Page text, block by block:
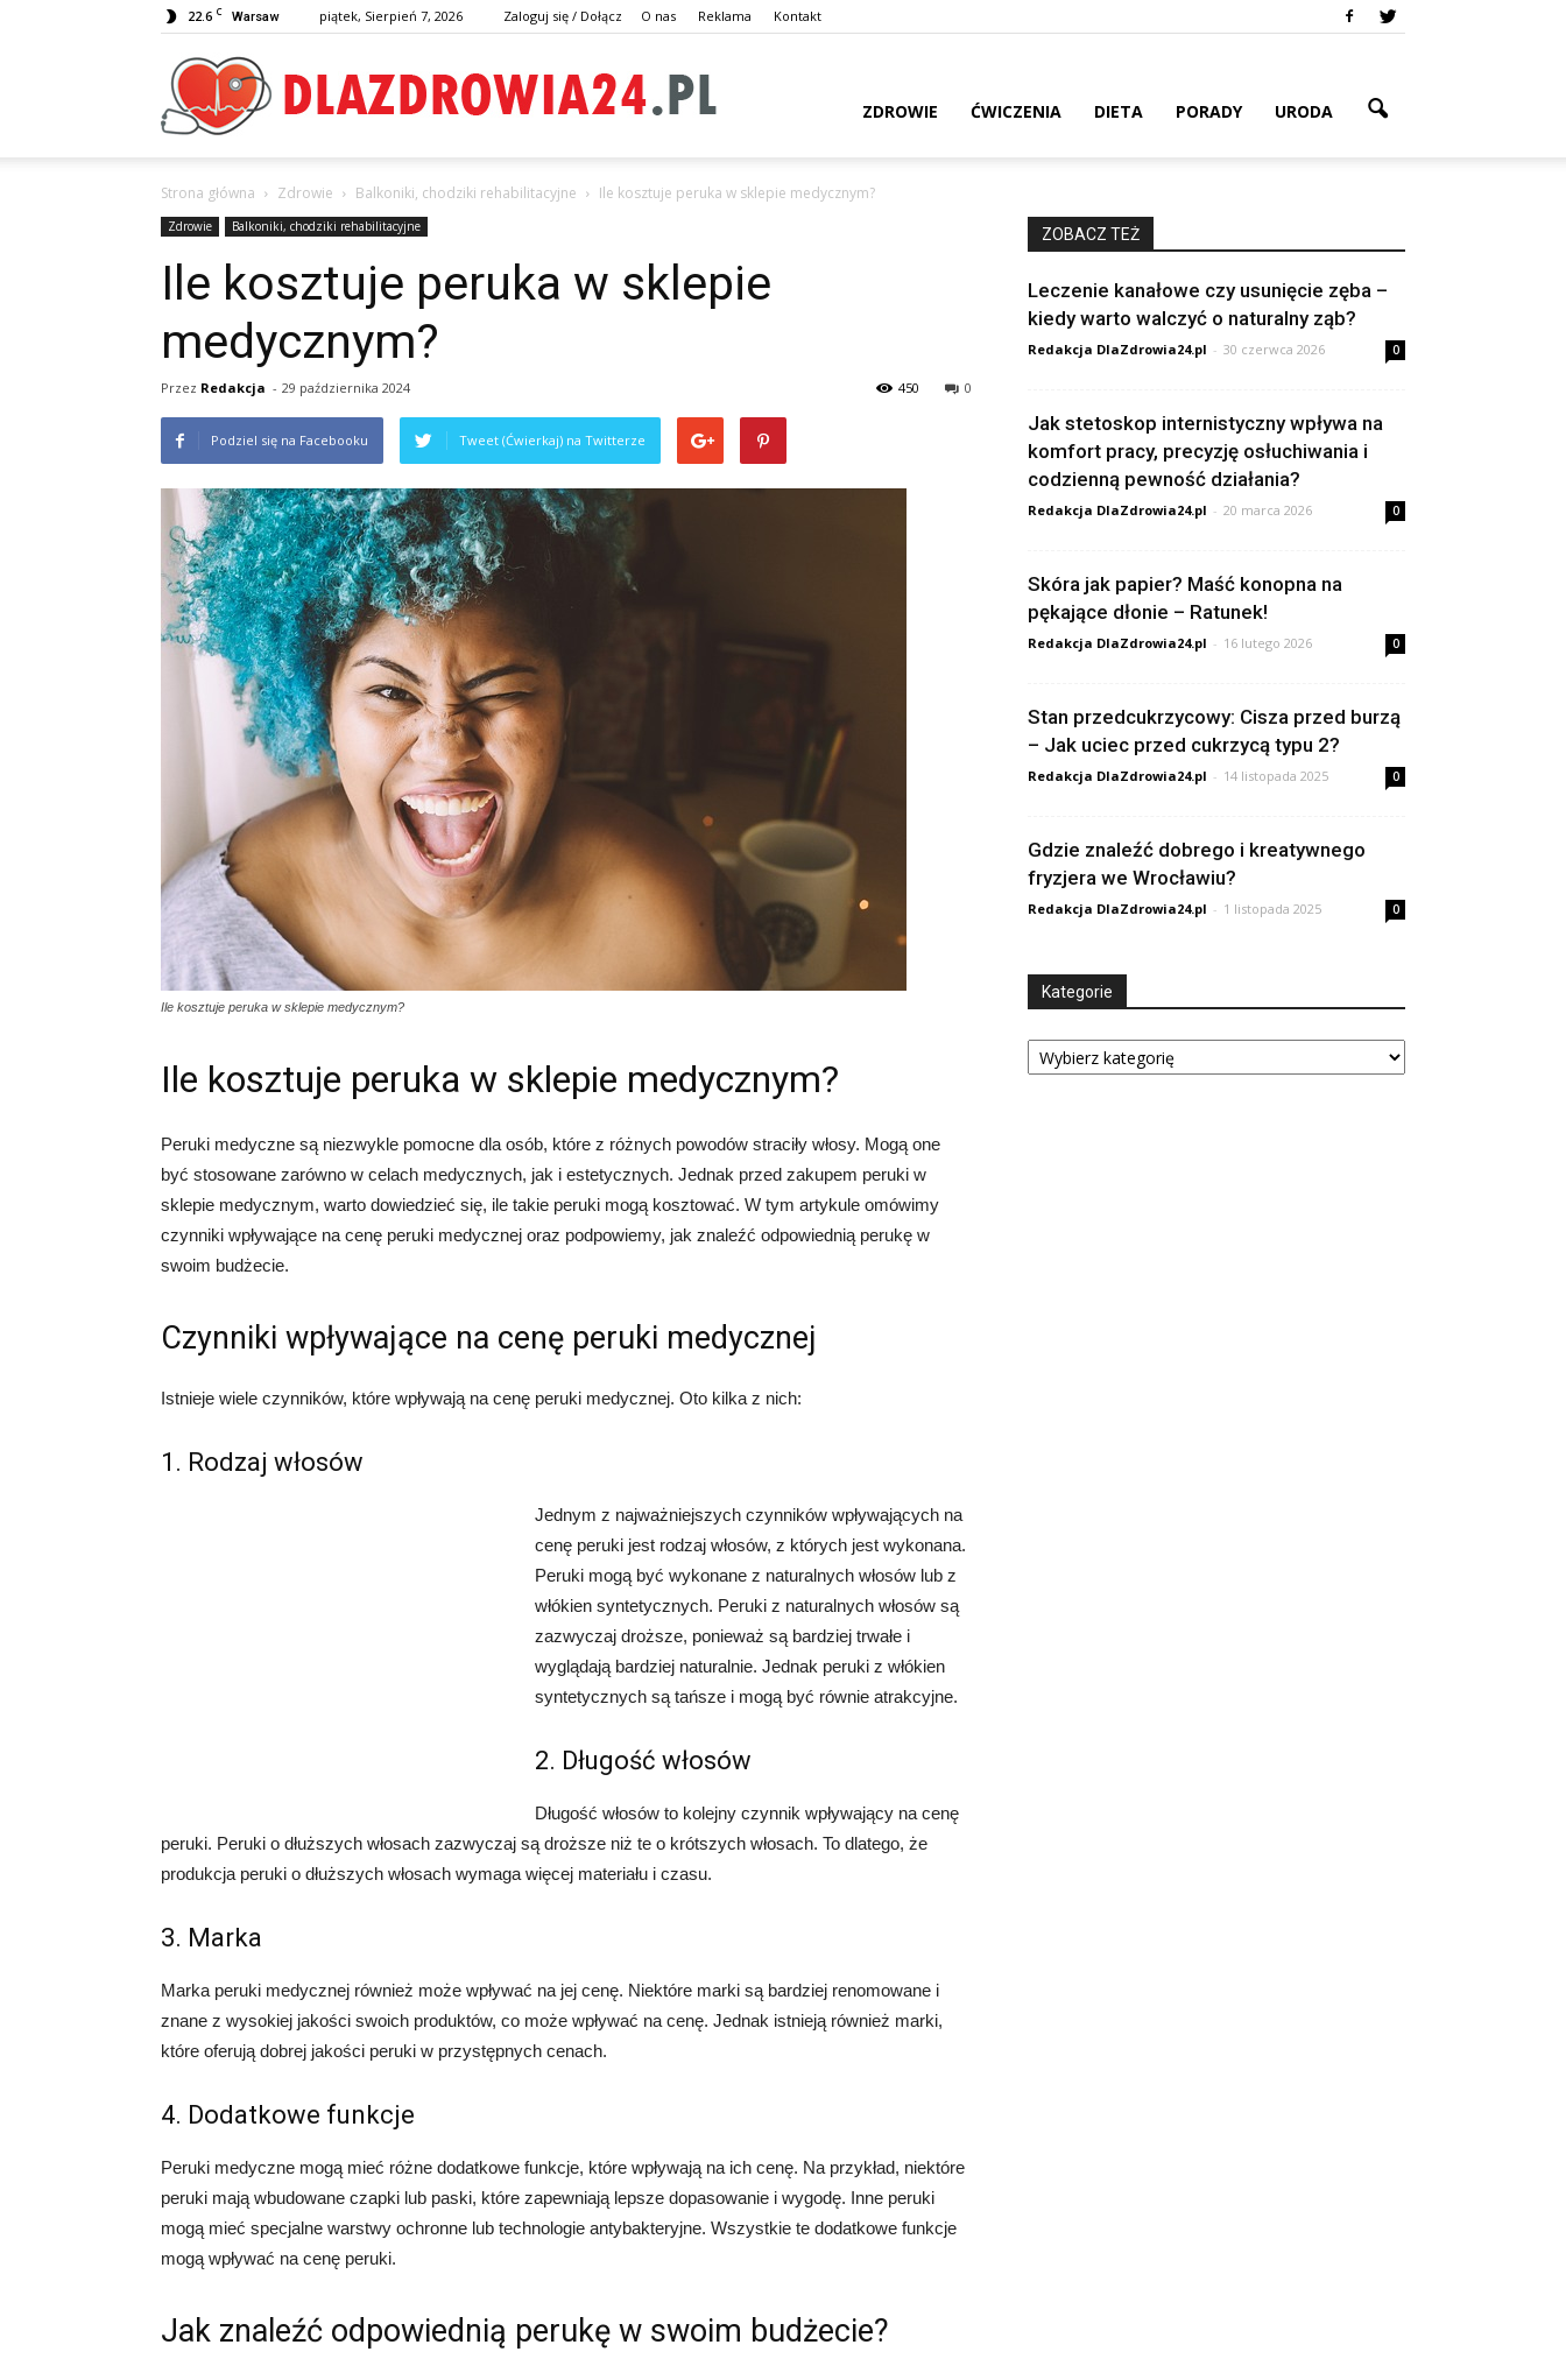
22.6 C Warsaw piątek, Sierpień 7, 2026 Zaloguj się / Dołącz O nas Reklama Kontakt
ZDROWIE ĆWICZENIA DIETA PORADY URODA
Strona główna Zdrowie Balkoniki, chodziki rehabilitacyjne Ile kosztuje peruka w sklepie medycznym?
Zdrowie Balkoniki, chodziki rehabilitacyjne
Ile kosztuje peruka w sklepie
medycznym?
Przez Redakcja - 29 października 2024 0
450
Podziel się na Facebooku Tweet (Ćwierkaj) na Twitterze
Ile kosztuje peruka w sklepie medycznym?
Ile kosztuje peruka w sklepie medycznym?
Peruki medyczne są niezwykle pomocne dla osób, które z różnych powodów straciły włosy. Mogą one
być stosowane zarówno w celach medycznych, jak i estetycznych. Jednak przed zakupem peruki w
sklepie medycznym, warto dowiedzieć się, ile takie peruki mogą kosztować. W tym artykule omówimy
czynniki wpływające na cenę peruki medycznej oraz podpowiemy, jak znaleźć odpowiednią perukę w
swoim budżecie.
Czynniki wpływające na cenę peruki medycznej
Istnieje wiele czynników, które wpływają na cenę peruki medycznej. Oto kilka z nich:
1. Rodzaj włosów
Jednym z najważniejszych czynników wpływających na
cenę peruki jest rodzaj włosów, z których jest wykonana.
Peruki mogą być wykonane z naturalnych włosów lub z
włókien syntetycznych. Peruki z naturalnych włosów są
zazwyczaj droższe, ponieważ są bardziej trwałe i
wyglądają bardziej naturalnie. Jednak peruki z włókien
syntetycznych są tańsze i mogą być równie atrakcyjne.
2. Długość włosów
Długość włosów to kolejny czynnik wpływający na cenę
peruki. Peruki o dłuższych włosach zazwyczaj są droższe niż te o krótszych włosach. To dlatego, że
produkcja peruki o dłuższych włosach wymaga więcej materiału i czasu.
3. Marka
Marka peruki medycznej również może wpływać na jej cenę. Niektóre marki są bardziej renomowane i
znane z wysokiej jakości swoich produktów, co może wpływać na cenę. Jednak istnieją również marki,
które oferują dobrej jakości peruki w przystępnych cenach.
4. Dodatkowe funkcje
Peruki medyczne mogą mieć różne dodatkowe funkcje, które wpływają na ich cenę. Na przykład, niektóre
peruki mają wbudowane czapki lub paski, które zapewniają lepsze dopasowanie i wygodę. Inne peruki
mogą mieć specjalne warstwy ochronne lub technologie antybakteryjne. Wszystkie te dodatkowe funkcje
mogą wpływać na cenę peruki.
Jak znaleźć odpowiednią perukę w swoim budżecie?
ZOBACZ TEŻ
Leczenie kanałowe czy usunięcie zęba –
kiedy warto walczyć o naturalny ząb?
Redakcja DlaZdrowia24.pl - 30 czerwca 2026 0
Jak stetoskop internistyczny wpływa na
komfort pracy, precyzję osłuchiwania i
codzienną pewność działania?
Redakcja DlaZdrowia24.pl - 20 marca 2026 0
Skóra jak papier? Maść konopna na
pękające dłonie – Ratunek!
Redakcja DlaZdrowia24.pl - 16 lutego 2026 0
Stan przedcukrzycowy: Cisza przed burzą
– Jak uciec przed cukrzycą typu 2?
Redakcja DlaZdrowia24.pl - 14 listopada 2025 0
Gdzie znaleźć dobrego i kreatywnego
fryzjera we Wrocławiu?
Redakcja DlaZdrowia24.pl - 1 listopada 2025 0
Kategorie
Kategorie